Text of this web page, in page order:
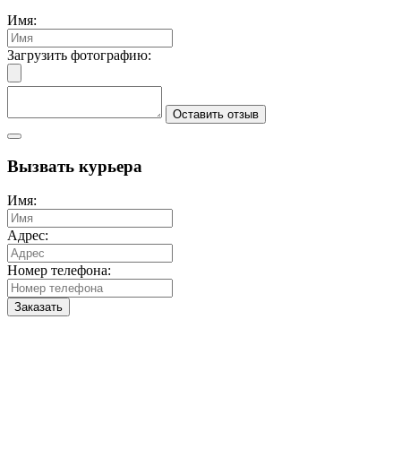
Имя:
Загрузить фотографию:
Оставить отзыв
Вызвать курьера
Имя:
Адрес:
Номер телефона:
Заказать